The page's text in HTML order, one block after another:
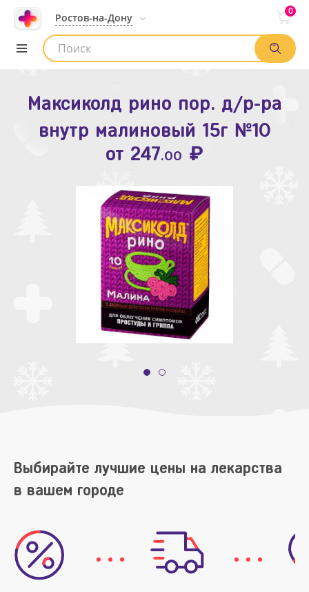
Ростов-на-Дону
0
Список аптек
Максиколд рино пор. д/р-ра
внутр малиновый 15г №10
от 247.00 ₽
Зодак таб. п.п.о. 10мг №10
от109.80 ₽
Выбирайте лучшие цены на лекарства
в вашем городе